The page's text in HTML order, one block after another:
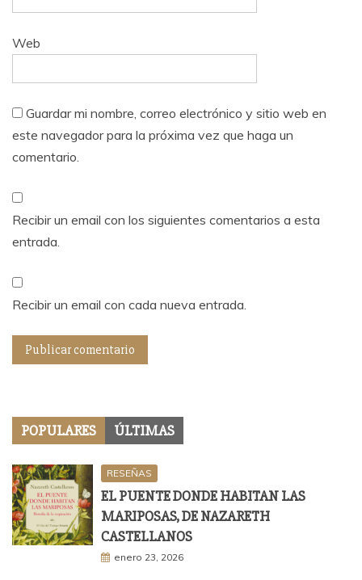
Web
Guardar mi nombre, correo electrónico y sitio web en
este navegador para la próxima vez que haga un
comentario.
Recibir un email con los siguientes comentarios a esta
entrada.
Recibir un email con cada nueva entrada.
POPULARES ÚLTIMAS
RESEÑAS
EL PUENTE DONDE HABITAN LAS
MARIPOSAS, DE NAZARETH
CASTELLANOS
enero 23, 2026